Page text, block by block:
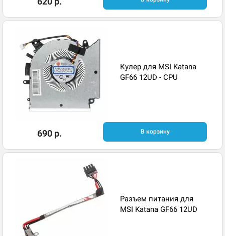
Кулер для MSI Katana
GF66 12UD - CPU
690 р. В корзину
Разъем питания для
MSI Katana GF66 12UD